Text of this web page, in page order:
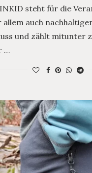
steht für die
auch
und zählt mitunter
…